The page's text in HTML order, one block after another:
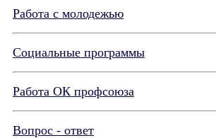
Работа с молодежью
Социальные программы
Работа ОК профсоюза
Вопрос - ответ